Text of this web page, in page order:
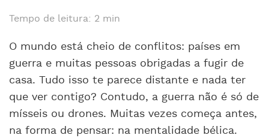
Tempo de leitura: 2 min
O mundo está cheio de conflitos: países em
guerra e muitas pessoas obrigadas a fugir de
casa. Tudo isso te parece distante e nada ter
que ver contigo? Contudo, a guerra não é só de
mísseis ou drones. Muitas vezes começa antes,
na forma de pensar: na mentalidade bélica.